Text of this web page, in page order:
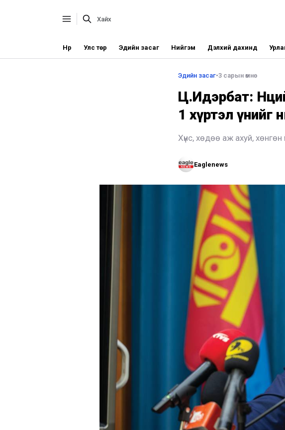
Нүүр Улс төр Эдийн засаг Нийгэм Дэлхий дахинд
Эдийн засаг•3 сарын өмнө
Ц.Идэрбат:
1 хүртэл үнийг
Хүнс, хөдөө аж ахуй,
Eaglenews